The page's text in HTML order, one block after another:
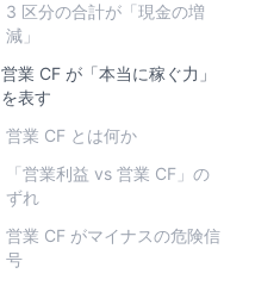
3 区分の合計が「現金の増
減」
営業 CF が「本当に稼ぐ力」
を表す
営業 CF とは何か
「営業利益 vs 営業 CF」の
ずれ
営業 CF がマイナスの危険信
号